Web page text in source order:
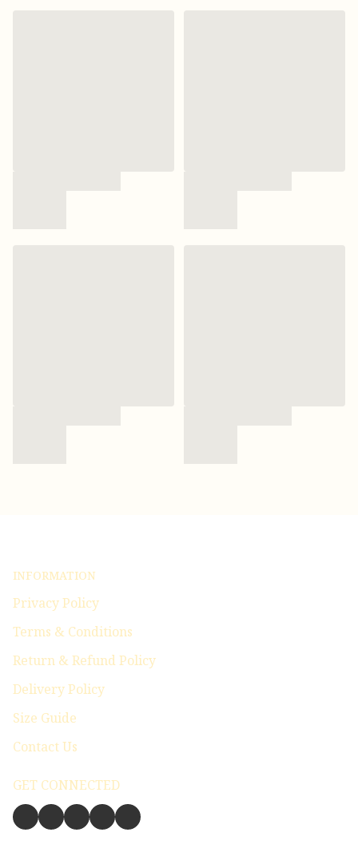
INFORMATION
Privacy Policy
Terms & Conditions
Return & Refund Policy
Delivery Policy
Size Guide
Contact Us
GET CONNECTED